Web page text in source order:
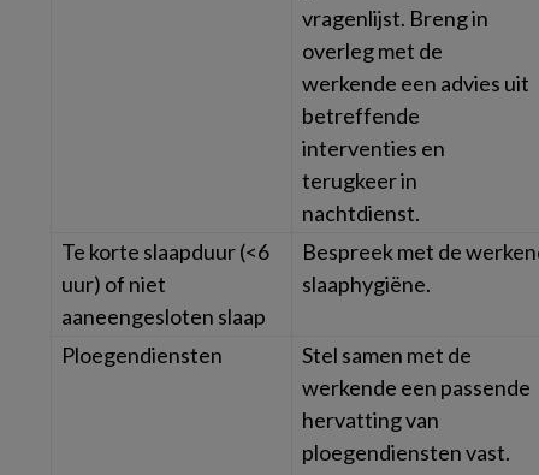
vragenlijst. Breng in
overleg met de
werkende een advies uit
betreffende
interventies en
terugkeer in
nachtdienst.
Te korte slaapduur (<6
uur) of niet
aaneengesloten slaap
Bespreek met de
slaaphygiëne.
Ploegendiensten
Stel samen met de
werkende een passende
hervatting van
ploegendiensten vast.